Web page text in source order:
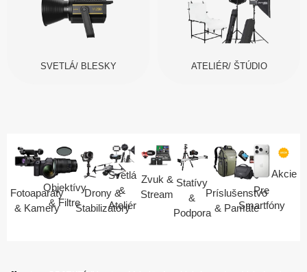
SVETLÁ/ BLESKY ATELIÉR/ ŠTÚDIO
Fotoaparáty
& Kamery
Objektívy
& Filtre
Drony &
Stabilizátory
Svetlá
&
Ateliér
Zvuk &
Stream
Statívy
&
Podpora
Príslušenstvo
& Pamäte
Pre
Smartfóny
Akcie